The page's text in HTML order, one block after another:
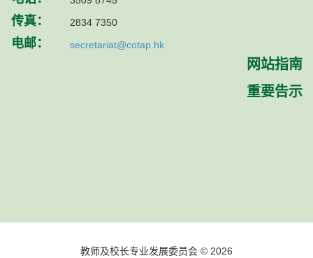
传真： 2834 7350
电邮： secretariat@cotap.hk
网站指南
重要告示
教师及校长专业发展委员会 © 2026